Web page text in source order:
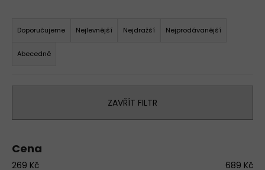
a
r
d
Doporučujeme Nejlevnější Nejdražší Nejprodávanější
Abecedně
ZAVŘÍT FILTR
Cena
269 Kč 689 Kč
p
o
č
e
e